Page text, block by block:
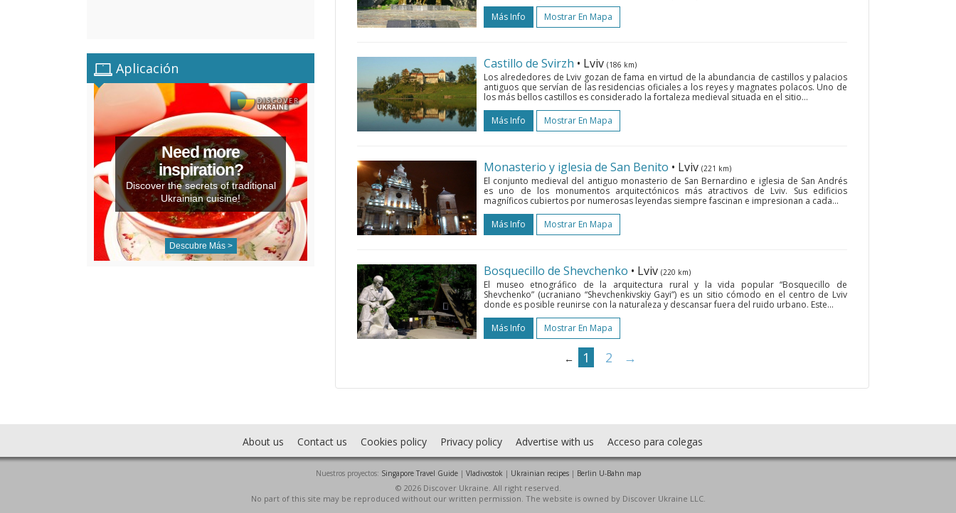
Aplicación
Need more
inspiration?
Discover the secrets of traditional
Ukrainian cuisine!
Descubre Más >
Más Info
Mostrar En Mapa
Castillo de Svirzh • Lviv (186 km)
Los alrededores de Lviv gozan de fama en virtud de la abundancia de castillos y palacios
antiguos que servían de las residencias oficiales a los reyes y magnates polacos. Uno de
los más bellos castillos es considerado la fortaleza medieval situada en el sitio...
Más Info
Mostrar En Mapa
Monasterio y iglesia de San Benito • Lviv (221 km)
El conjunto medieval del antiguo monasterio de San Bernardino e iglesia de San Andrés
es uno de los monumentos arquitectónicos más atractivos de Lviv. Sus edificios
magníficos cubiertos por numerosas leyendas siempre fascinan e impresionan a cada...
Más Info
Mostrar En Mapa
Bosquecillo de Shevchenko • Lviv (220 km)
El museo etnográfico de la arquitectura rural y la vida popular “Bosquecillo de
Shevchenko” (ucraniano “Shevchenkivskiy Gayi”) es un sitio cómodo en el centro de Lviv
donde es posible reunirse con la naturaleza y descansar fuera del ruido urbano. Este...
Más Info
Mostrar En Mapa
← 1 2 →
About us Contact us Cookies policy Privacy policy Advertise with us Acceso para colegas
Nuestros proyectos: Singapore Travel Guide| Vladivostok | Ukrainian recipes| Berlin U-Bahn map
© 2026 Discover Ukraine. All right reserved.
No part of this site may be reproduced without our written permission. The website is owned by Discover Ukraine LLC.